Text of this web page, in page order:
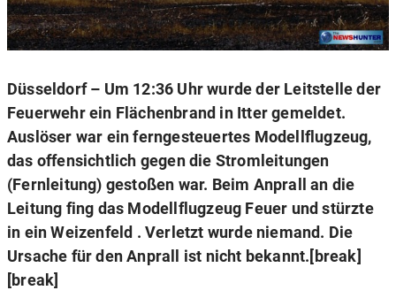
Düsseldorf – Um 12:36 Uhr wurde der Leitstelle der
Feuerwehr ein Flächenbrand in Itter gemeldet.
Auslöser war ein ferngesteuertes Modellflugzeug,
das offensichtlich gegen die Stromleitungen
(Fernleitung) gestoßen war. Beim Anprall an die
Leitung fing das Modellflugzeug Feuer und stürzte
in ein Weizenfeld . Verletzt wurde niemand. Die
Ursache für den Anprall ist nicht bekannt.[break]
[break]